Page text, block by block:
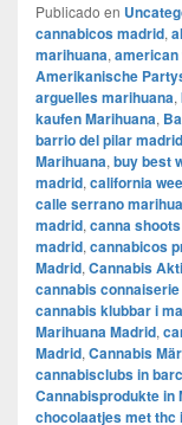
Publicado en
cannabicos madrid,
marihuana, american
Amerikanische
arguelles marihuana,
kaufen Marihuana,
barrio del pilar madrid
Marihuana, buy best
madrid, california
calle serrano
madrid, canna
madrid, cannabicos
Madrid, Cannabis
cannabis
cannabis klubbar i
Marihuana Madrid,
Madrid, Cannabis
cannabisclubs in
Cannabisprodukte in
chocolaatjes met thc